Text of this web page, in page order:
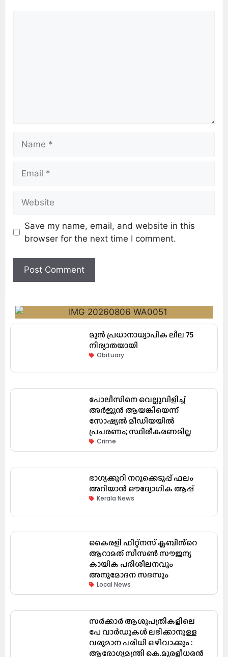
Save my name, email, and website in this
browser for the next time I comment.
മുൻ പ്രധാനാധ്യാപിക ലീല 75
നിര്യാതയായി
Obituary
പോലീസിനെ വെല്ലുവിളിച്ച്
അർജുൻ ആയങ്കിയെന്ന്
സോഷ്യൽ മീഡിയയിൽ
പ്രചരണം; സ്ഥിരീകരണമില്ല
Crime
ഭാഗ്യക്കുറി നറുക്കെടുപ്പ് ഫലം
അറിയാൻ ഔദ്യോഗിക ആപ്പ്
Kerala News
കൈരളി ഫിറ്റ്നസ് ക്ലബിൻ്റെ
ആറാമത് സീസൺ സൗജന്യ
കായിക പരിശീലനവും
അനുമോദന സദസും
Local News
സർക്കാർ ആശുപത്രികളിലെ
പേ വാർഡുകൾ ലഭിക്കാനുള്ള
വരുമാന പരിധി ഒഴിവാക്കും :
ആരോഗ്യമന്ത്രി കെ.മുരളീധരൻ